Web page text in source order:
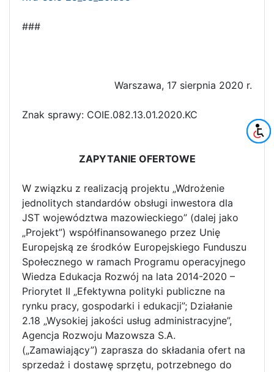
###
Warszawa, 17 sierpnia 2020 r.
Znak sprawy: COIE.082.13.01.2020.KC
ZAPYTANIE OFERTOWE
W związku z realizacją projektu „Wdrożenie
jednolitych standardów obsługi inwestora dla
JST województwa mazowieckiego” (dalej jako
„Projekt”) współfinansowanego przez Unię
Europejską ze środków Europejskiego Funduszu
Społecznego w ramach Programu operacyjnego
Wiedza Edukacja Rozwój na lata 2014-2020 –
Priorytet II „Efektywna polityki publiczne na
rynku pracy, gospodarki i edukacji”; Działanie
2.18 „Wysokiej jakości usług administracyjne”,
Agencja Rozwoju Mazowsza S.A.
(„Zamawiający”) zaprasza do składania ofert na
sprzedaż i dostawę sprzętu, potrzebnego do